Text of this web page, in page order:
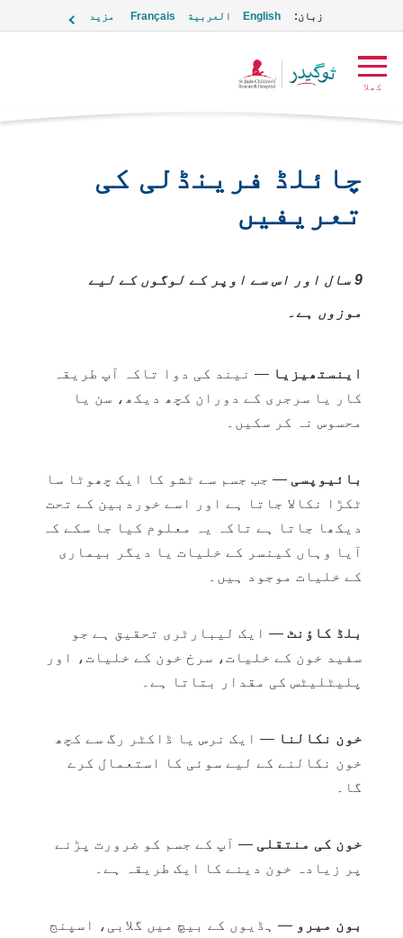
زبان: English العربية Français مزید
کھلا
چائلڈ فرینڈلی کی
تعریفیں
9 سال اور اس سے اوپر کے لوگوں کے لیے
موزوں ہے۔
اینستھیزیا — نیند کی دوا تاکہ آپ طریقہ
کار یا سرجری کے دوران کچھ دیکھ، سن یا
محسوس نہ کر سکیں۔
بائیوپسی — جب جسم سے ٹشو کا ایک چھوٹا سا
ٹکڑا نکالا جاتا ہے اور اسے خوردبین کے تحت
دیکھا جاتا ہے تاکہ یہ معلوم کیا جا سکے کہ
آیا وہاں کینسر کے خلیات یا دیگر بیماری
کے خلیات موجود ہیں۔
بلڈ کاؤنٹ— ایک لیبارٹری تحقیق ہے جو
سفید خون کے خلیات، سرخ خون کے خلیات، اور
پلیٹلیٹس کی مقدار بتاتا ہے۔
خون نکالنا — ایک نرس یا ڈاکٹر رگ سے کچھ
خون نکالنے کے لیے سوئی کا استعمال کرے
گا۔
خون کی منتقلی — آپ کے جسم کو ضرورت پڑنے
پر زیادہ خون دینے کا ایک طریقہ ہے۔
بون میرو — ہڈیوں کے بیچ میں گلابی، اسپنج